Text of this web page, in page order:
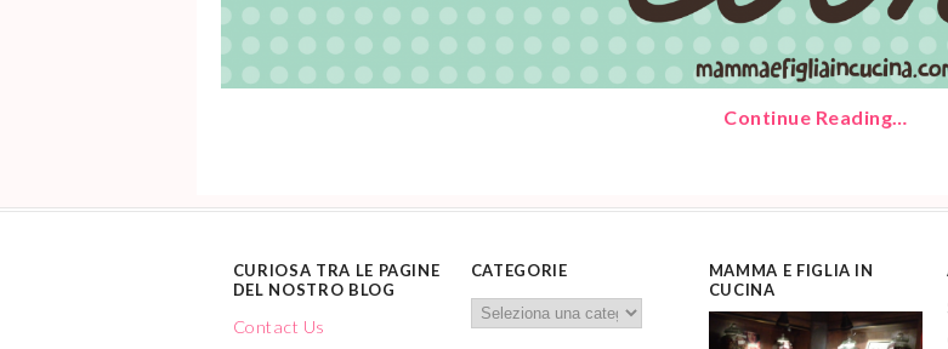
Continue Reading…
CURIOSA TRA LE PAGINE
DEL NOSTRO BLOG
Contact Us
CATEGORIE
MAMMA E FIGLIA IN
CUCINA